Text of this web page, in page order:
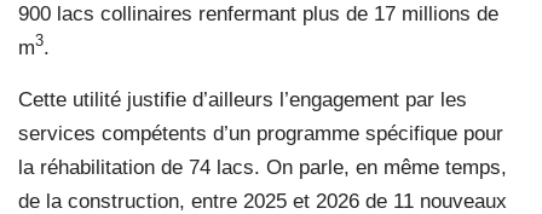
900 lacs collinaires renfermant plus de 17 millions de
m3.
Cette utilité justifie d’ailleurs l’engagement par les
services compétents d’un programme spécifique pour
la réhabilitation de 74 lacs. On parle, en même temps,
de la construction, entre 2025 et 2026 de 11 nouveaux